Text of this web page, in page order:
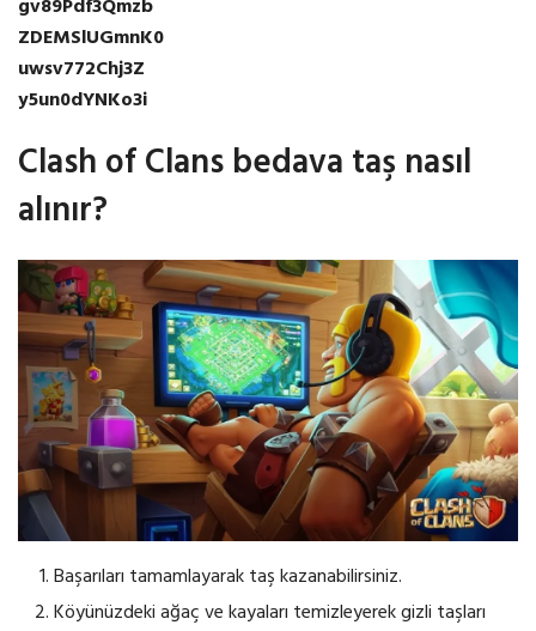
gv89Pdf3Qmzb
ZDEMSlUGmnK0
uwsv772Chj3Z
y5un0dYNKo3i
Clash of Clans bedava taş nasıl
alınır?
Başarıları tamamlayarak taş kazanabilirsiniz.
Köyünüzdeki ağaç ve kayaları temizleyerek gizli taşları